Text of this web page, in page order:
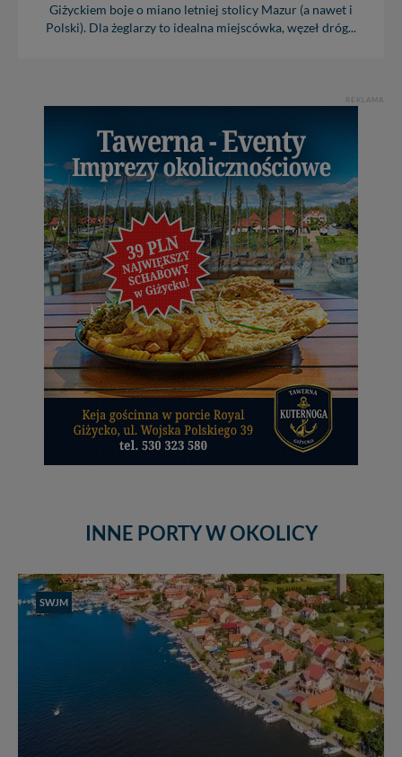
Giżyckiem boje o miano letniej stolicy Mazur (a nawet i
Polski). Dla żeglarzy to idealna miejscówka, węzeł dróg...
REKLAMA
INNE PORTY W OKOLICY
SWJM